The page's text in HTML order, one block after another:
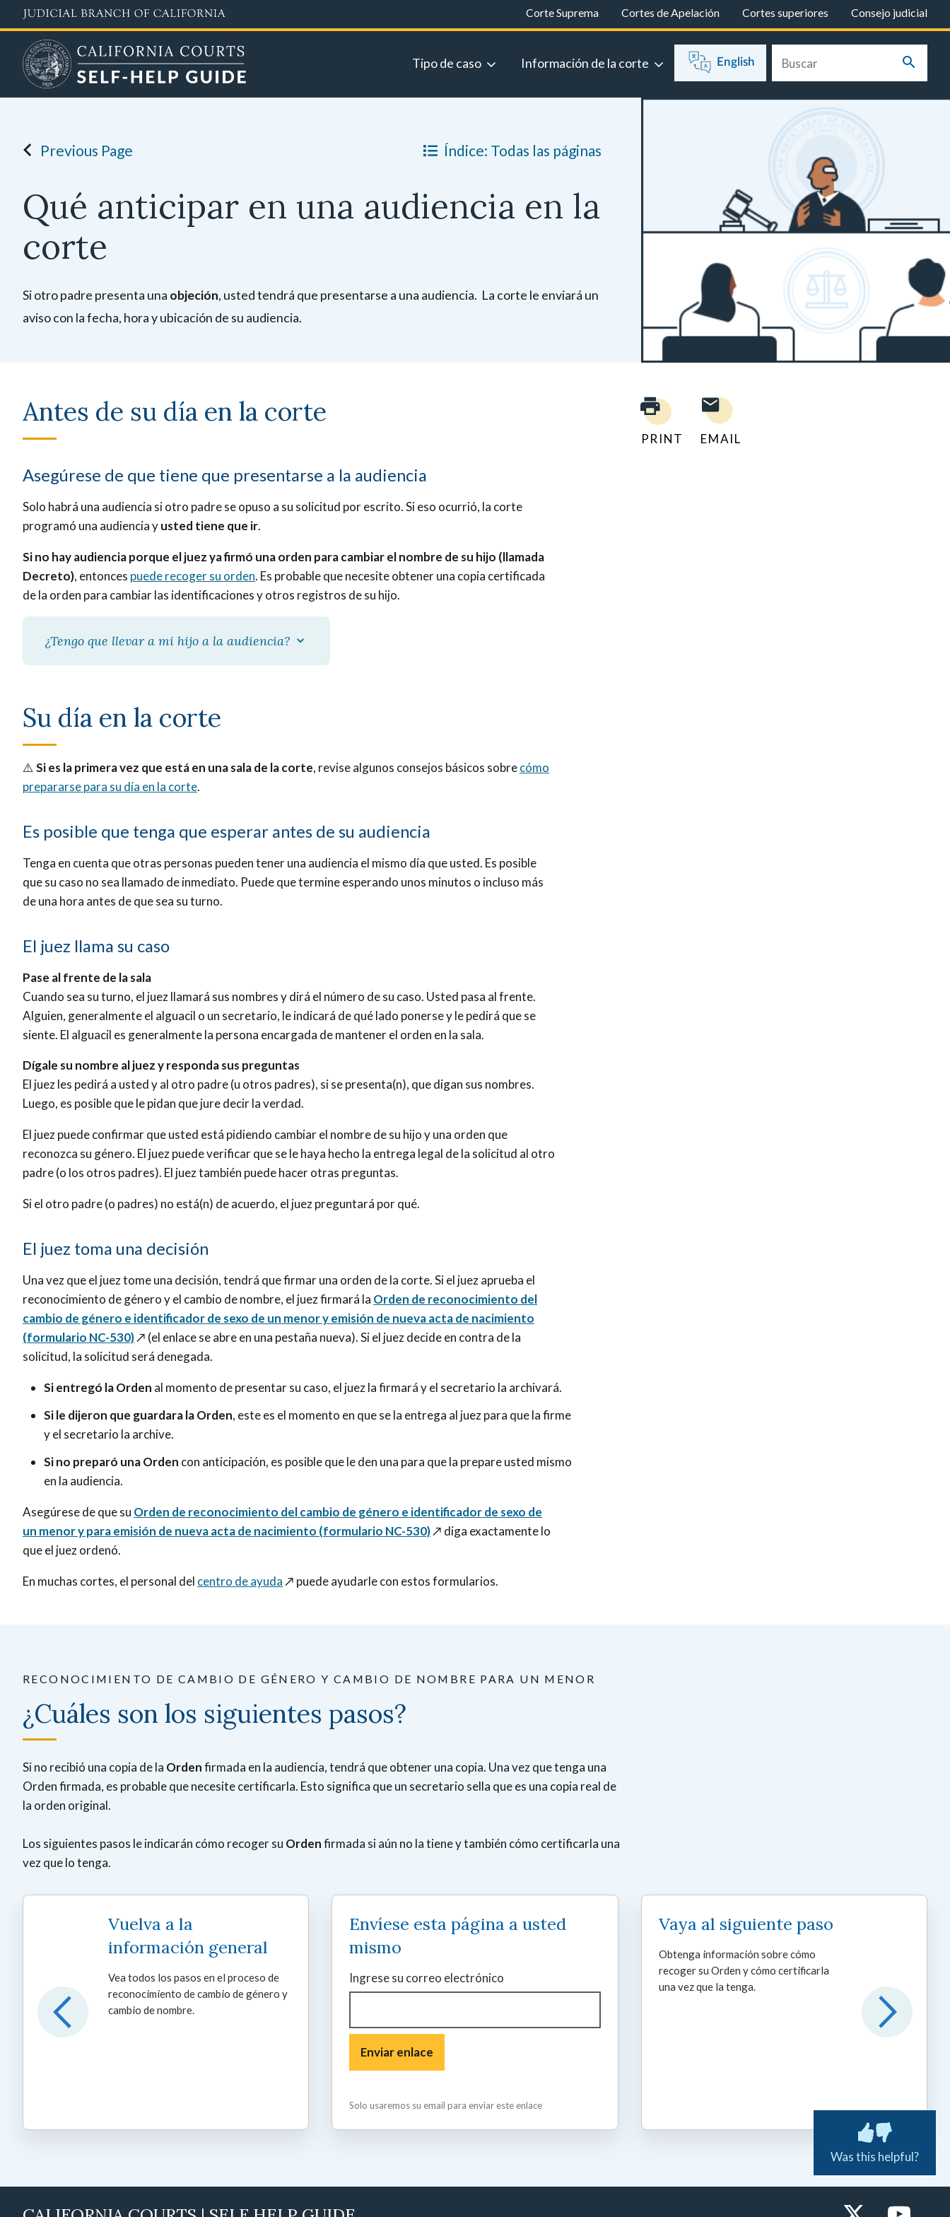
to
content
Corte Suprema Cortes de Apelación Cortes superiores Consejo judicial
Tipo de caso Información de la corte English
Previous Page Índice: Todas las páginas
Qué anticipar en una audiencia en la
corte
Si otro padre presenta una objeción, usted tendrá que presentarse a una audiencia. La corte le enviará un
aviso con la fecha, hora y ubicación de su audiencia.
PRINT EMAIL
Antes de su día en la corte
Asegúrese de que tiene que presentarse a la audiencia
Solo habrá una audiencia si otro padre se opuso a su solicitud por escrito. Si eso ocurrió, la corte
programó una audiencia yusted tiene que ir.
Si no hay audiencia porque el juez ya firmó una orden para cambiar el nombre de su hijo (llamada
Decreto), entonces puede recoger su orden. Es probable que necesite obtener una copia certificada
de la orden para cambiar las identificaciones y otros registros de su hijo.
¿Tengo que llevar a mi hijo a la audiencia?
Su día en la corte
⚠️ Si es la primera vez que está en una sala de la corte, revise algunos consejos básicos sobrecómo
prepararse para su día en la corte.
Es posible que tenga que esperar antes de su audiencia
Tenga en cuenta que otras personas pueden tener una audiencia el mismo día que usted. Es posible
que su caso no sea llamado de inmediato. Puede que termine esperando unos minutos o incluso más
de una hora antes de que sea su turno.
El juez llama su caso
Pase al frente de la sala
Cuando sea su turno, el juez llamará sus nombres y dirá el número de su caso. Usted pasa al frente.
Alguien, generalmente el alguacil o un secretario, le indicará de qué lado ponerse y le pedirá que se
siente. El alguacil es generalmente la persona encargada de mantener el orden en la sala.
Dígale su nombre al juez y responda sus preguntas
El juez les pedirá a usted y al otro padre (u otros padres), si se presenta(n), que digan sus nombres.
Luego, es posible que le pidan que jure decir la verdad.
El juez puede confirmar que usted está pidiendo cambiar el nombre de su hijo y una orden que
reconozca su género. El juez puede verificar que se le haya hecho la entrega legal de la solicitud al otro
padre (o los otros padres). El juez también puede hacer otras preguntas.
Si el otro padre (o padres) no está(n) de acuerdo, el juez preguntará por qué.
El juez toma una decisión
Una vez que el juez tome una decisión, tendrá que firmar una orden de la corte. Si el juez aprueba el
reconocimiento de género y el cambio de nombre, el juez firmará la Orden de reconocimiento del
cambio de género e identificador de sexo de un menor y emisión de nueva acta de nacimiento
(formulario NC-530)↗️ (el enlace se abre en una pestaña nueva). Si el juez decide en contra de la
solicitud, la solicitud será denegada.
Si entregó la Orden al momento de presentar su caso, el juez la firmará y el secretario la archivará.
Si le dijeron que guardara la Orden, este es el momento en que se la entrega al juez para que la firme
y el secretario la archive.
Si no preparó una Orden con anticipación, es posible que le den una para que la prepare usted mismo
en la audiencia.
Asegúrese de que su Orden de reconocimiento del cambio de género e identificador de sexo de
un menor y para emisión de nueva acta de nacimiento (formulario NC-530)↗️ diga exactamente lo
que el juez ordenó.
En muchas cortes, el personal del centro de ayuda↗️ puede ayudarle con estos formularios.
RECONOCIMIENTO DE CAMBIO DE GÉNERO Y CAMBIO DE NOMBRE PARA UN MENOR
¿Cuáles son los siguientes pasos?
Si no recibió una copia de la Ordenfirmada en la audiencia, tendrá que obtener una copia. Una vez que tenga una
Orden firmada, es probable que necesite certificarla. Esto significa que un secretario sella que es una copia real de
la orden original.
Los siguientes pasos le indicarán cómo recoger su Ordenfirmada si aún no la tiene y también cómo certificarla una
vez que lo tenga.
Vuelva a la
información general
Vea todos los pasos en el proceso de
reconocimiento de cambio de género y
cambio de nombre.
Envíese esta página a usted
mismo
Ingrese su correo electrónico
Solo usaremos su email para enviar este enlace
Vaya al siguiente paso
Obtenga información sobre cómo
recoger su Orden y cómo certificarla
una vez que la tenga.
Was this helpful?